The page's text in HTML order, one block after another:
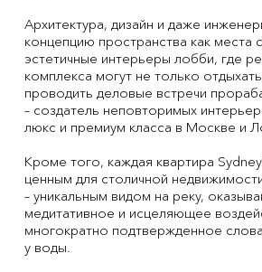
Архитектура, дизайн и даже
концепцию пространства как места
эстетичные интерьеры лобби, где
комплекса могут не только
проводить деловые встречи
– создатель неповторимых
люкс и премиум класса в Москве и
Кроме того, каждая квартира
ценным для столичной
– уникальным видом на реку,
медитативное и исцеляющее
многократно подтвержденное
у воды.